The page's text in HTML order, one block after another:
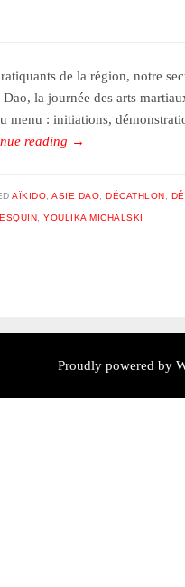
de la région, notre
la journée des arts
menu : initiations,
reading →
AÏKIDO ,ASIE DAO ,DÉCATHLON
,YOULIKA MICHALSKI
Proudly powered by